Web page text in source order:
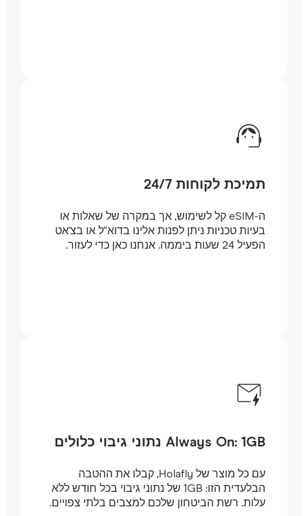
תמיכת לקוחות 24/7
ה-eSIM קל לשימוש, אך במקרה של שאלות או
בעיות טכניות ניתן לפנות אלינו בדוא"ל או בצ'אט
הפעיל 24 שעות ביממה. אנחנו כאן כדי לעזור.
Always On: 1GB נתוני גיבוי כלולים
עם כל מוצר של Holafly, קבלו את ההטבה
הבלעדית הזו: 1GB של נתוני גיבוי בכל חודש ללא
עלות. רשת הביטחון שלכם למצבים בלתי צפויים.